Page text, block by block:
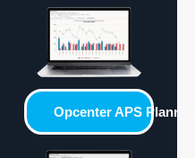
Opcenter APS Planning